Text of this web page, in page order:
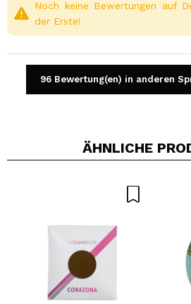
Ein Video oder
SENDEN
Noch keine Bewertungen auf
der Erste!
96 Bewertung(en) in anderen
ÄHNLICHE